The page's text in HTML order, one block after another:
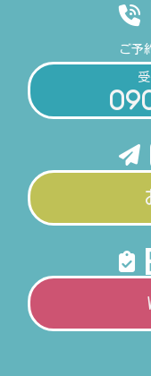
ご予